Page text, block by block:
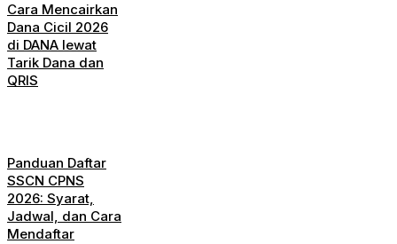
Cara Mencairkan
Dana Cicil 2026
di DANA lewat
Tarik Dana dan
QRIS
Panduan Daftar
SSCN CPNS
2026: Syarat,
Jadwal, dan Cara
Mendaftar